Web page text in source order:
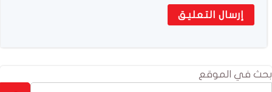
بحث في الموقع